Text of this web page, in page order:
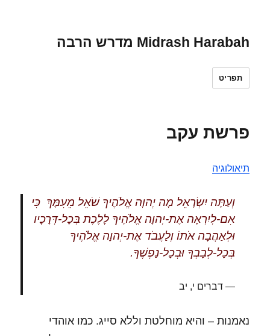
Midrash Harabah מדרש הרבה
תפריט
פרשת עקב
תיאולוגיה
וְעַתָּה יִשְׂרָאֵל מָה יְהוָה אֱלֹהֶיךָ שֹׁאֵל מֵעִמָּךְ כִּי
אִם-לְיִרְאָה אֶת-יְהוָה אֱלֹהֶיךָ לָלֶכֶת בְּכָל-דְּרָכָיו
וּלְאַהֲבָה אֹתוֹ וְלַעֲבֹד אֶת-יְהוָה אֱלֹהֶיךָ
בְּכָל-לְבָבְךָ וּבְכָל-נַפְשֶׁךָ.
דברים י, יב
נאמנות – והיא מוחלטת וללא סייג. כמו אוהדי